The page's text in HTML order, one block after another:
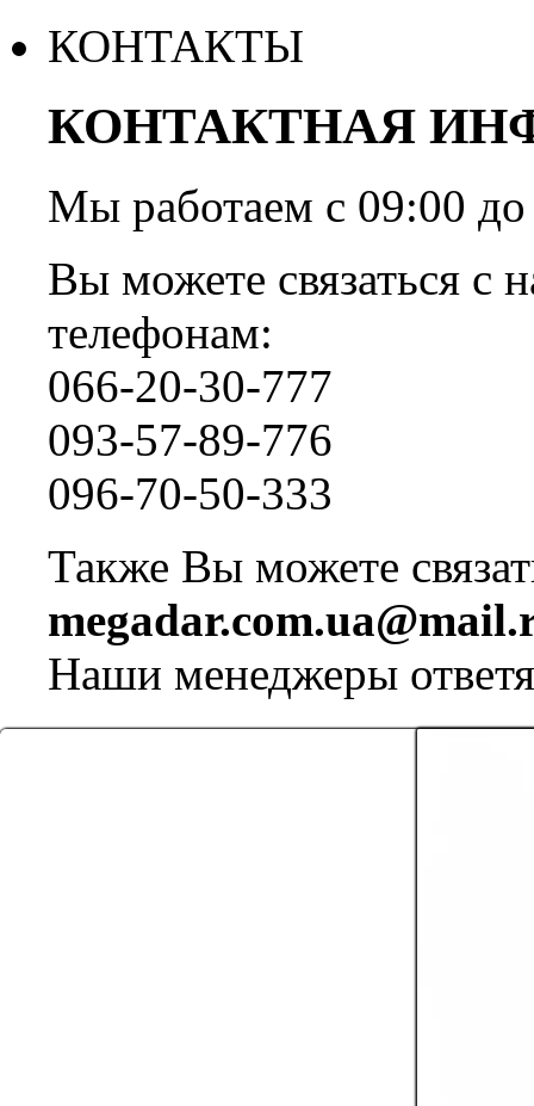
КОНТАКТЫ
КОНТАКТНАЯ
Мы работаем с 09:00
Вы можете связаться с
телефонам:
066-20-30-777
093-57-89-776
096-70-50-333
Также Вы можете
Наши менеджеры